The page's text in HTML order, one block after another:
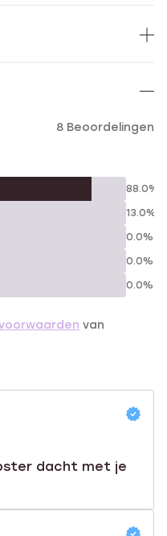
8 Beoordelingen
88.0%
13.0%
0.0%
0.0%
0.0%
van
dacht met je